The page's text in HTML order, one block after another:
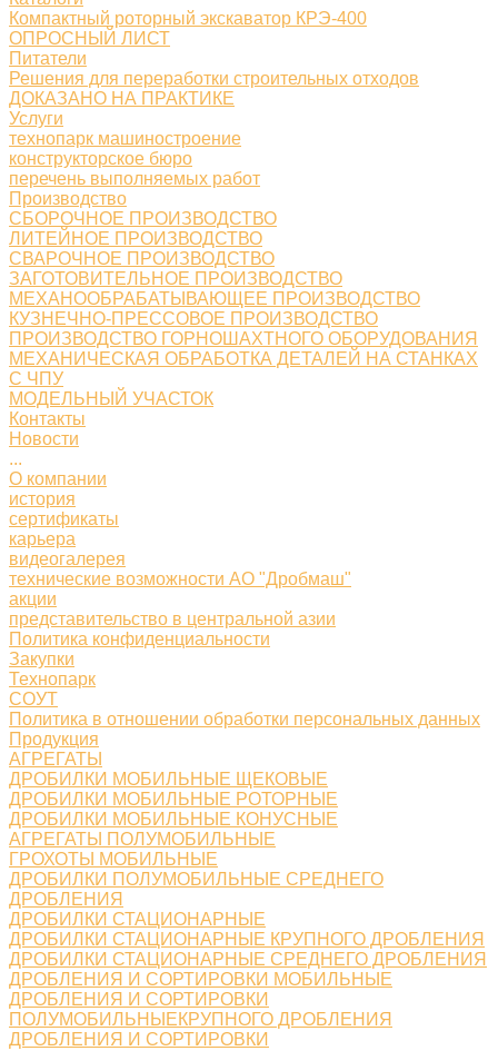
Компактный роторный экскаватор КРЭ-400
ОПРОСНЫЙ ЛИСТ
Питатели
Решения для переработки строительных отходов
ДОКАЗАНО НА ПРАКТИКЕ
Услуги
технопарк машиностроение
конструкторское бюро
перечень выполняемых работ
Производство
СБОРОЧНОЕ ПРОИЗВОДСТВО
ЛИТЕЙНОЕ ПРОИЗВОДСТВО
СВАРОЧНОЕ ПРОИЗВОДСТВО
ЗАГОТОВИТЕЛЬНОЕ ПРОИЗВОДСТВО
МЕХАНООБРАБАТЫВАЮЩЕЕ ПРОИЗВОДСТВО
КУЗНЕЧНО-ПРЕССОВОЕ ПРОИЗВОДСТВО
ПРОИЗВОДСТВО ГОРНОШАХТНОГО ОБОРУДОВАНИЯ
МЕХАНИЧЕСКАЯ ОБРАБОТКА ДЕТАЛЕЙ НА СТАНКАХ
С ЧПУ
МОДЕЛЬНЫЙ УЧАСТОК
Контакты
Новости
...
О компании
история
сертификаты
карьера
видеогалерея
технические возможности АО "Дробмаш"
акции
представительство в центральной азии
Политика конфиденциальности
Закупки
Технопарк
СОУТ
Политика в отношении обработки персональных данных
Продукция
АГРЕГАТЫ
ДРОБИЛКИ МОБИЛЬНЫЕ ЩЕКОВЫЕ
ДРОБИЛКИ МОБИЛЬНЫЕ РОТОРНЫЕ
ДРОБИЛКИ МОБИЛЬНЫЕ КОНУСНЫЕ
АГРЕГАТЫ ПОЛУМОБИЛЬНЫЕ
ГРОХОТЫ МОБИЛЬНЫЕ
ДРОБИЛКИ ПОЛУМОБИЛЬНЫЕ СРЕДНЕГО
ДРОБЛЕНИЯ
ДРОБИЛКИ СТАЦИОНАРНЫЕ
ДРОБИЛКИ СТАЦИОНАРНЫЕ КРУПНОГО ДРОБЛЕНИЯ
ДРОБИЛКИ СТАЦИОНАРНЫЕ СРЕДНЕГО ДРОБЛЕНИЯ
ДРОБЛЕНИЯ И СОРТИРОВКИ МОБИЛЬНЫЕ
ДРОБЛЕНИЯ И СОРТИРОВКИ
ПОЛУМОБИЛЬНЫЕКРУПНОГО ДРОБЛЕНИЯ
ДРОБЛЕНИЯ И СОРТИРОВКИ